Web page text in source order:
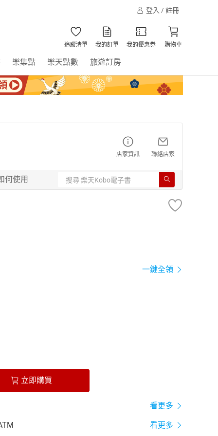
登入 / 註冊
追蹤清單 我的訂單 我的優惠券 購物車
樂集點 樂天點數 旅遊訂房
店家資訊 聯絡店家
何使用
一鍵全領
立即購買
看更多
看更多